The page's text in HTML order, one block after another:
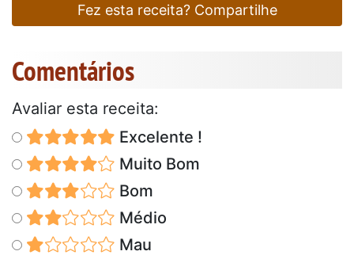
Fez esta receita? Compartilhe
Comentários
Avaliar esta receita:
Excelente !
Muito Bom
Bom
Médio
Mau